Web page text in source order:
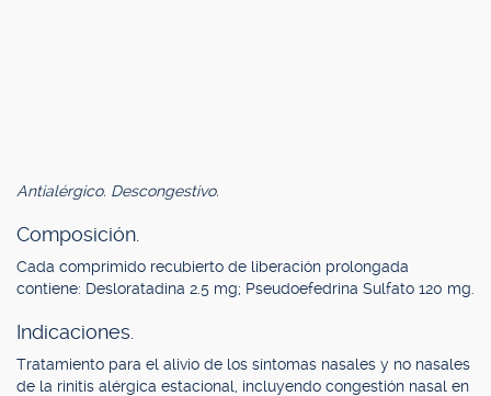
Antialérgico. Descongestivo.
Composición.
Cada comprimido recubierto de liberación prolongada
contiene: Desloratadina 2.5 mg; Pseudoefedrina Sulfato 120 mg.
Indicaciones.
Tratamiento para el alivio de los síntomas nasales y no nasales
de la rinitis alérgica estacional, incluyendo congestión nasal en